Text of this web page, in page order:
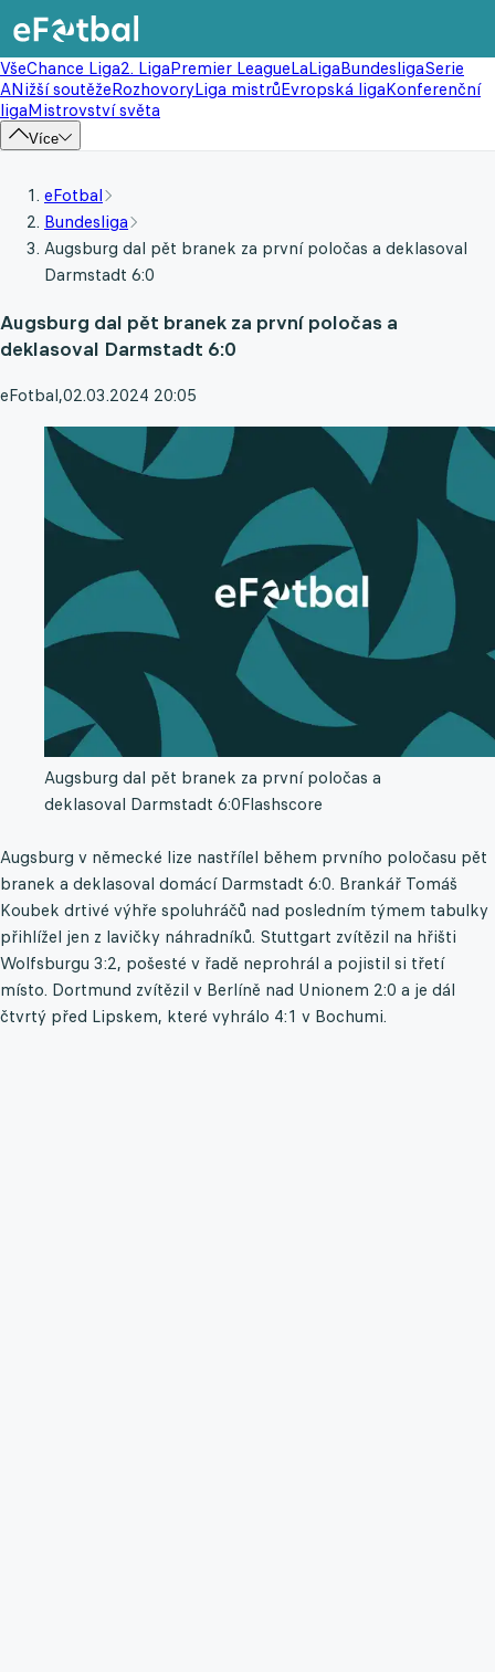
VšeChance Liga2. LigaPremier LeagueLaLigaBundesligaSerie
ANižší soutěžeRozhovoryLiga mistrůEvropská ligaKonferenční
ligaMistrovství světa
Více
eFotbal
Bundesliga
Augsburg dal pět branek za první poločas a deklasoval
Darmstadt 6:0
Augsburg dal pět branek za první poločas a
deklasoval Darmstadt 6:0
eFotbal,02.03.2024 20:05
Augsburg dal pět branek za první poločas a
deklasoval Darmstadt 6:0Flashscore
Augsburg v německé lize nastřílel během prvního poločasu pět
branek a deklasoval domácí Darmstadt 6:0. Brankář Tomáš
Koubek drtivé výhře spoluhráčů nad posledním týmem tabulky
přihlížel jen z lavičky náhradníků. Stuttgart zvítězil na hřišti
Wolfsburgu 3:2, pošesté v řadě neprohrál a pojistil si třetí
místo. Dortmund zvítězil v Berlíně nad Unionem 2:0 a je dál
čtvrtý před Lipskem, které vyhrálo 4:1 v Bochumi.